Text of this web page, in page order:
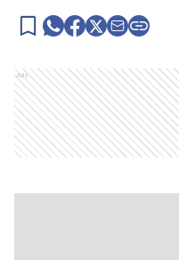
Ads